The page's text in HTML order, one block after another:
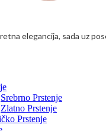
elegancija, sada uz
Srebrno Prstenje
Zlatno Prstenje
Prstenje